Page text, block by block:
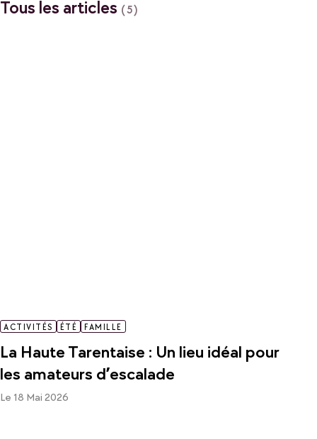
Tous les articles (5)
ACTIVITÉS ÉTÉ FAMILLE
La Haute Tarentaise : Un lieu idéal pour
les amateurs d’escalade
Le 18 Mai 2026